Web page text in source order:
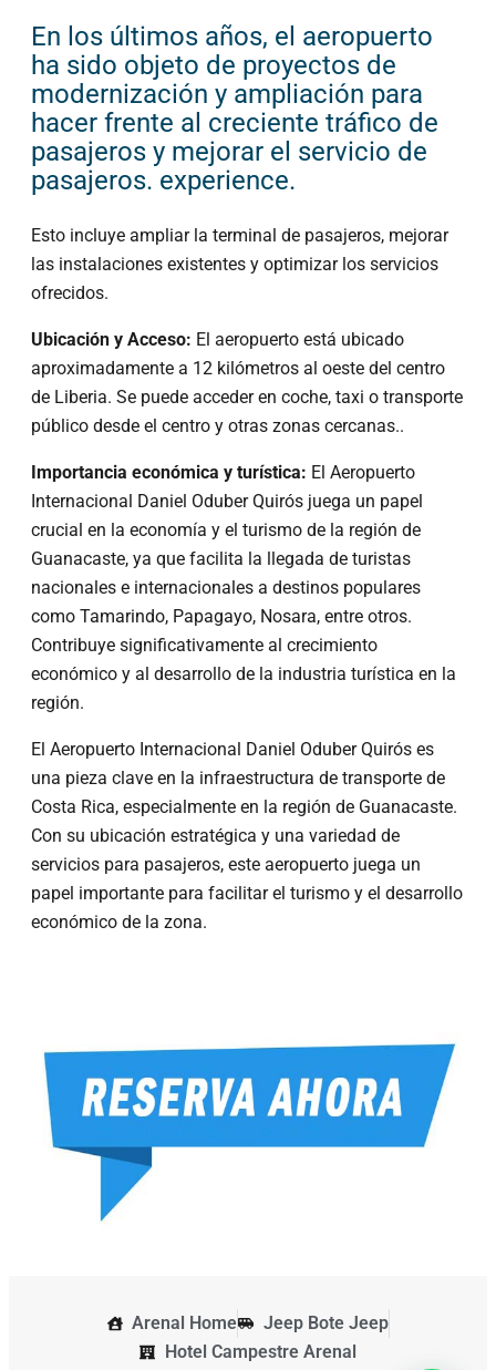
En los últimos años, el aeropuerto
ha sido objeto de proyectos de
modernización y ampliación para
hacer frente al creciente tráfico de
pasajeros y mejorar el servicio de
pasajeros. experience.
Esto incluye ampliar la terminal de pasajeros, mejorar
las instalaciones existentes y optimizar los servicios
ofrecidos.
Ubicación y Acceso: El aeropuerto está ubicado
aproximadamente a 12 kilómetros al oeste del centro
de Liberia. Se puede acceder en coche, taxi o transporte
público desde el centro y otras zonas cercanas..
Importancia económica y turística: El Aeropuerto
Internacional Daniel Oduber Quirós juega un papel
crucial en la economía y el turismo de la región de
Guanacaste, ya que facilita la llegada de turistas
nacionales e internacionales a destinos populares
como Tamarindo, Papagayo, Nosara, entre otros.
Contribuye significativamente al crecimiento
económico y al desarrollo de la industria turística en la
región.
El Aeropuerto Internacional Daniel Oduber Quirós es
una pieza clave en la infraestructura de transporte de
Costa Rica, especialmente en la región de Guanacaste.
Con su ubicación estratégica y una variedad de
servicios para pasajeros, este aeropuerto juega un
papel importante para facilitar el turismo y el desarrollo
económico de la zona.
Arenal Home
Jeep Bote Jeep
Hotel Campestre Arenal